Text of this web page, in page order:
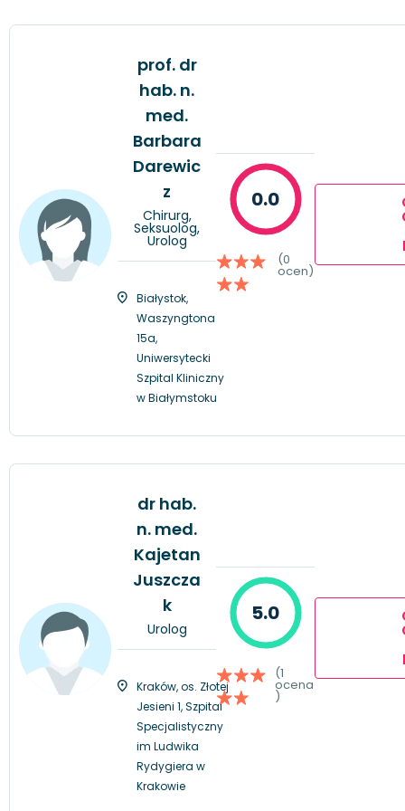
prof. dr
hab. n.
med.
Barbara
Darewic
z
Chirurg,
Seksuolog,
Urolog
Białystok,
Waszyngtona
15a,
Uniwersytecki
Szpital Kliniczny
w Białymstoku
0.0
(0
ocen)
dr hab.
n. med.
Kajetan
Juszcza
k
Urolog
Kraków, os. Złotej
Jesieni 1, Szpital
Specjalistyczny
im Ludwika
Rydygiera w
Krakowie
5.0
(1
ocena
)